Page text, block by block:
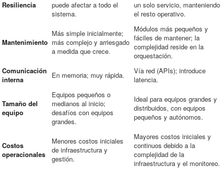
Resiliencia
puede afectar a todo el
sistema.
un solo servicio, manteniendo
el resto operativo.
Mantenimiento
Más simple inicialmente;
más complejo y arriesgado
a medida que crece.
Módulos más pequeños y
fáciles de mantener; la
complejidad reside en la
orquestación.
Comunicación
interna
En memoria; muy rápida.
Vía red (APIs); introduce
latencia.
Tamaño del
equipo
Equipos pequeños o
medianos al inicio;
desafíos con equipos
grandes.
Ideal para equipos grandes y
distribuidos, con equipos
pequeños y autónomos.
Costos
operacionales
Menores costos iniciales
de infraestructura y
gestión.
Mayores costos iniciales y
continuos debido a la
complejidad de la
infraestructura y el monitoreo.